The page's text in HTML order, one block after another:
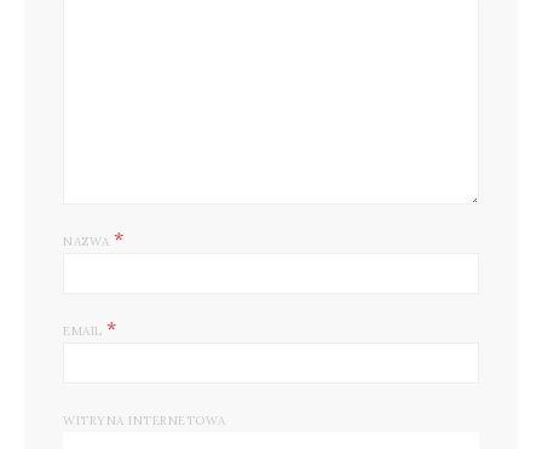
NAZWA *
EMAIL *
WITRYNA INTERNETOWA